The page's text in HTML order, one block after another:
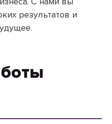
результатов и